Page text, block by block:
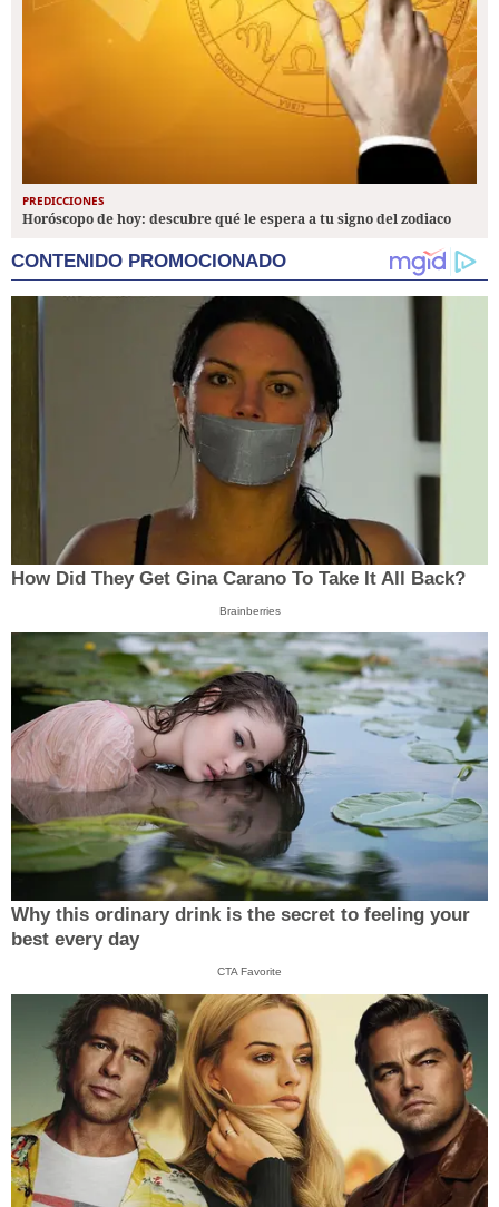
PREDICCIONES
Horóscopo de hoy: descubre qué le espera a tu signo del zodiaco
CONTENIDO PROMOCIONADO
How Did They Get Gina Carano To Take It All Back?
Brainberries
Why this ordinary drink is the secret to feeling your
best every day
CTA Favorite